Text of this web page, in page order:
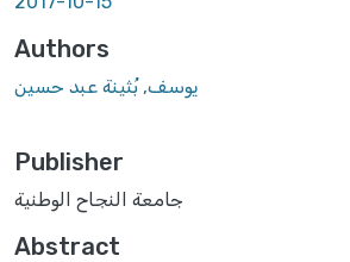
Authors
يوسف, بُثينة عبد حسين
Publisher
جامعة النجاح الوطنية
Abstract